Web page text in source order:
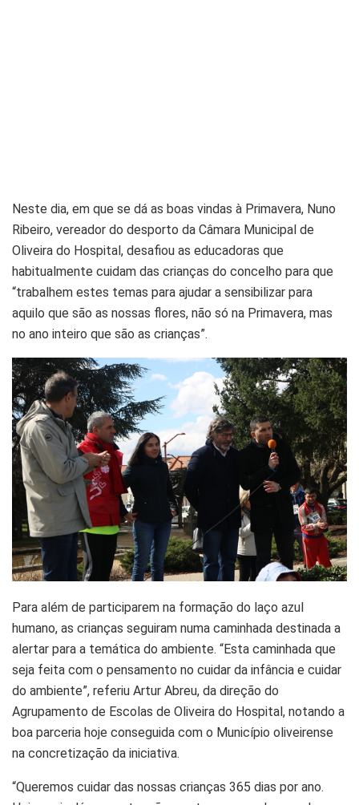
Neste dia, em que se dá as boas vindas à Primavera, Nuno
Ribeiro, vereador do desporto da Câmara Municipal de
Oliveira do Hospital, desafiou as educadoras que
habitualmente cuidam das crianças do concelho para que
“trabalhem estes temas para ajudar a sensibilizar para
aquilo que são as nossas flores, não só na Primavera, mas
no ano inteiro que são as crianças”.
Para além de participarem na formação do laço azul
humano, as crianças seguiram numa caminhada destinada a
alertar para a temática do ambiente. “Esta caminhada que
seja feita com o pensamento no cuidar da infância e cuidar
do ambiente”, referiu Artur Abreu, da direção do
Agrupamento de Escolas de Oliveira do Hospital, notando a
boa parceria hoje conseguida com o Município oliveirense
na concretização da iniciativa.
“Queremos cuidar das nossas crianças 365 dias por ano.